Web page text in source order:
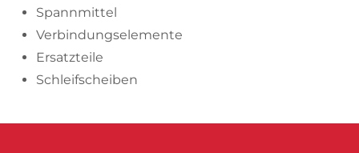
Spannmittel
Verbindungselemente
Ersatzteile
Schleifscheiben